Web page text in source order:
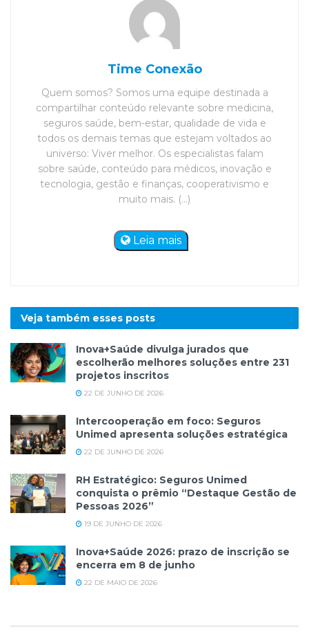
Time Conexão
Quem somos? Somos uma equipe destinada a
compartilhar conteúdo relevante sobre medicina,
seguros saúde, bem-estar, qualidade de vida e
todos os demais temas que estejam voltados ao
universo: Viver melhor. Os especialistas falam
sobre saúde, conteúdo para médicos, inovação e
tecnologia, gestão e finanças, cooperativismo e
muito mais. (...)
Leia mais
Veja também esses posts
Inova+Saúde divulga jurados que
escolherão melhores soluções entre 231
projetos inscritos
22 DE JUNHO DE 2026
Intercooperação em foco: Seguros
Unimed apresenta soluções estratégica
22 DE JUNHO DE 2026
RH Estratégico: Seguros Unimed
conquista o prêmio “Destaque Gestão de
Pessoas 2026”
19 DE JUNHO DE 2026
Inova+Saúde 2026: prazo de inscrição se
encerra em 8 de junho
22 DE MAIO DE 2026